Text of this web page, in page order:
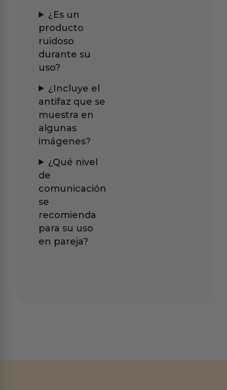
¿Es un
producto
ruidoso
durante su
uso?
¿Incluye el
antifaz que se
muestra en
algunas
imágenes?
¿Qué nivel
de
comunicación
se
recomienda
para su uso
en pareja?